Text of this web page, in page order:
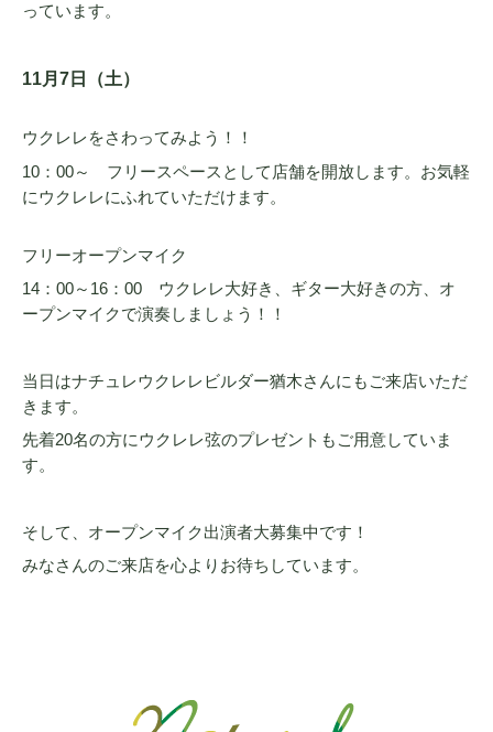
っています。
11月7日（土）
ウクレレをさわってみよう！！
10：00～ フリースペースとして店舗を開放します。お気軽
にウクレレにふれていただけます。
フリーオープンマイク
14：00～16：00 ウクレレ大好き、ギター大好きの方、オ
ープンマイクで演奏しましょう！！
当日はナチュレウクレレビルダー猶木さんにもご来店いただ
きます。
先着20名の方にウクレレ弦のプレゼントもご用意していま
す。
そして、オープンマイク出演者大募集中です！
みなさんのご来店を心よりお待ちしています。